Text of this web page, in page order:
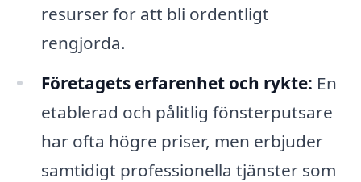
resurser for att bli ordentligt
rengjorda.
Företagets erfarenhet och rykte: En
etablerad och pålitlig fönsterputsare
har ofta högre priser, men erbjuder
samtidigt professionella tjänster som